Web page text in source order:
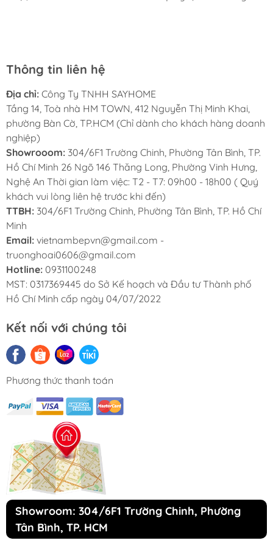
Bộ để gia vị hợp kim nhôm
Bộ khung liên kết các tầng của kệ đựng gia vị
Bộ ray giảm chấn kéo ra vào kệ đựng gia vị
Bộ phụ kiện gắn cánh
Bộ ốc vít mỗi bộ giá gia vị có ốc vít đi kèm
riêng, cần sử dụng đúng loại đi kèm theo bộ
Máy khoan cầm tay sử dụng để khoan ốc vít
và vị trí cố định
Thước kẻ chuyên dụng và bút chì dùng để đo
CHÍNH SÁCH BẢO HÀNH
Thông tin liên hệ
Địa chỉ: Công Ty TNHH SAYHOME
Tầng 14, Toà nhà HM TOWN, 412 Nguyễn Thị Minh Khai,
phường Bàn Cờ, TP.HCM (Chỉ dành cho khách hàng doanh
nghiệp)
Showrooom: 304/6F1 Trường Chinh, Phường Tân Bình, TP.
Hồ Chí Minh 26 Ngõ 146 Thăng Long, Phường Vinh Hưng,
Nghệ An Thời gian làm việc: T2 - T7: 09h00 - 18h00 ( Quý
khách vui lòng liên hệ trước khi đến)
TTBH: 304/6F1 Trường Chinh, Phường Tân Bình, TP. Hồ Chí
Minh
Email: vietnambepvn@gmail.com -
truonghoai0606@gmail.com
Hotline: 0931100248
MST: 0317369445 do Sở Kế hoạch và Đầu tư Thành phố
Hồ Chí Minh cấp ngày 04/07/2022
Kết nối với chúng tôi
Phương thức thanh toán
Showroom: 304/6F1 Trường Chinh, Phường
Tân Bình, TP. HCM